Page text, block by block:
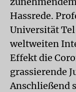
Hassrede.
Universität
weltweiten
Effekt die
grassierende
Anschließend